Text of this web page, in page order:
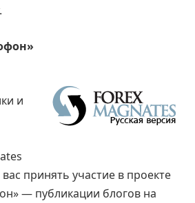
и
принять участие в проекте
— публикации блогов на